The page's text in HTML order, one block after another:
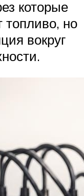
которые
топливо, но
вокруг